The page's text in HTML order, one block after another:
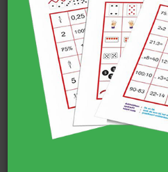
Eierdoos met 10